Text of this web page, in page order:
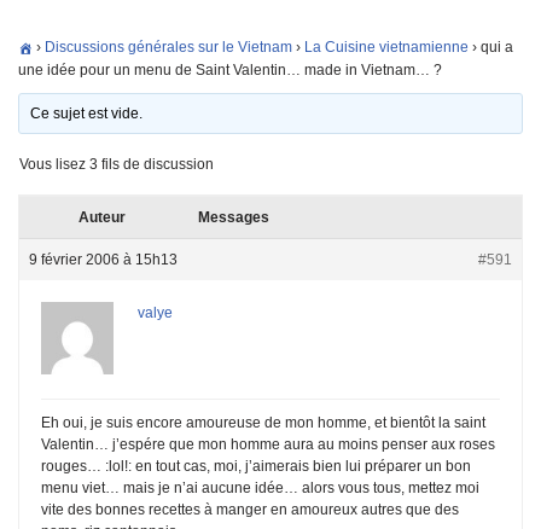
› Discussions générales sur le Vietnam › La Cuisine vietnamienne › qui a
une idée pour un menu de Saint Valentin… made in Vietnam… ?
Ce sujet est vide.
Vous lisez 3 fils de discussion
Auteur Messages
9 février 2006 à 15h13 #591
valye
Eh oui, je suis encore amoureuse de mon homme, et bientôt la saint
Valentin… j’espére que mon homme aura au moins penser aux roses
rouges… :lol!: en tout cas, moi, j’aimerais bien lui préparer un bon
menu viet… mais je n’ai aucune idée… alors vous tous, mettez moi
vite des bonnes recettes à manger en amoureux autres que des